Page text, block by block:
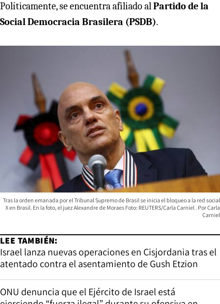
Políticamente, se encuentra afiliado alPartido de la
Social Democracia Brasilera (PSDB).
Tras la orden emanada por el Tribunal Supremo de Brasil se inicia el bloqueo a la red social
X en Brasil. En la foto, el juez Alexandre de Moraes Foto: REUTERS/Carla Carniel
Carla
Carniel
LEE TAMBIÉN:
Israel lanza nuevas operaciones en Cisjordania tras el
atentado contra el asentamiento de Gush Etzion
ONU denuncia que el Ejército de Israel está